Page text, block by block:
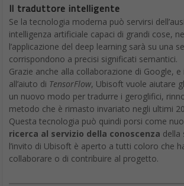
Il traduttore intelligente
Se la tecnologia moderna può servirsi
intelligenza artificiale capaci di grandi cose,
l’applicazione del deep learning sarà su una
corrispondono a precisi significati semantici.
Grazie anche alla collaborazione di Google,
all’aiuto di TensorFlow, Ubisoft vuole aiutare
un nuovo modo per tradurre i geroglifici,
metodo che è rimasto invariato negli ultimi
Questa tecnologia può quindi porsi come
ricerca al servizio della conoscenza della
l’invito di Ubisoft è aperto a tutti coloro che
collaborare o di contribuire al progetto.